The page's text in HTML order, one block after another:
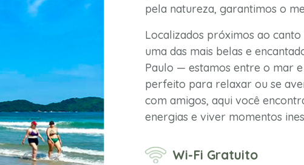
pela natureza, garantimos o
Localizados próximos ao
uma das mais belas e
Paulo — estamos entre o mar
perfeito para relaxar ou se
com amigos, aqui você
energias e viver momentos
Wi-Fi Gratuito